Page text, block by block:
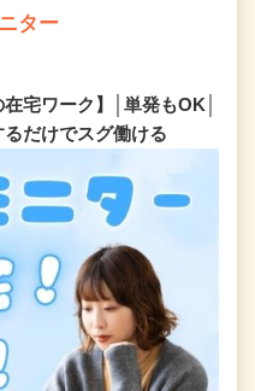
ター
宅ワーク】│単発もOK│
だけでスグ働ける